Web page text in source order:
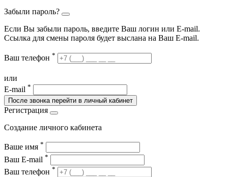
Забыли пароль?
Если Вы забыли пароль, введите Ваш логин или Е-mail.
Ссылка для смены пароля будет выслана на Ваш E-mail.
Ваш телефон *
или
E-mail *
После звонка перейти в личный кабинет
Регистрация
Создание личного кабинета
Ваше имя *
Ваш E-mail *
Ваш телефон *